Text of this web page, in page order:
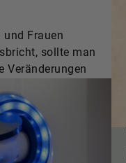
Frauen
sollte man
Veränderungen